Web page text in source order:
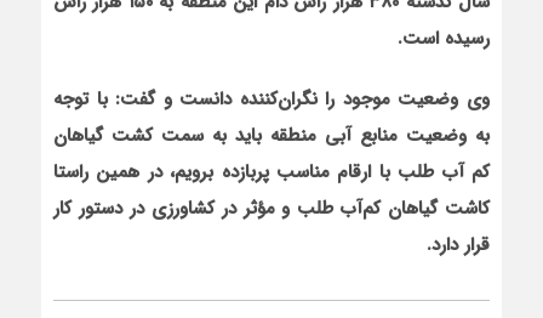
رسیده است.
وی وضعیت موجود را نگران‌کننده دانست و گفت: با توجه
به وضعیت منابع آبی منطقه باید به سمت کشت گیاهان
کم آب طلب با ارقام مناسب پربازده برویم، در همین راستا
کاشت گیاهان کم‌آب طلب و مؤثر در کشاورزی در دستور کار
قرار دارد.